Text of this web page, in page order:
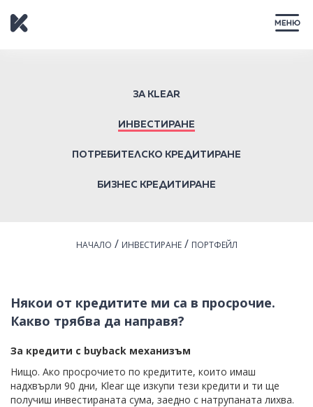
ЗА KLEAR
ИНВЕСТИРАНЕ
ПОТРЕБИТЕЛСКО КРЕДИТИРАНЕ
БИЗНЕС КРЕДИТИРАНЕ
НАЧАЛО / ИНВЕСТИРАНЕ/ ПОРТФЕЙЛ
Някои от кредитите ми са в просрочие.
Какво трябва да направя?
За кредити с buyback механизъм
Нищо. Ако просрочието по кредитите, които имаш
надхвърли 90 дни, Klear ще изкупи тези кредити и ти ще
получиш инвестираната сума, заедно с натрупаната лихва.